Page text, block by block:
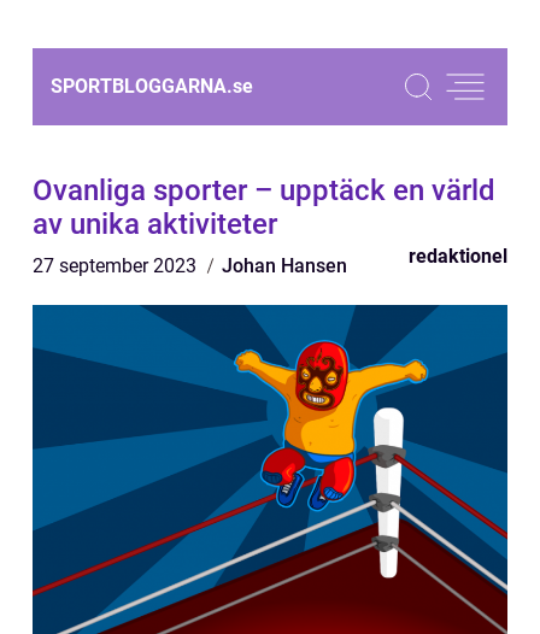
SPORTBLOGGARNA.se
Ovanliga sporter – upptäck en värld
av unika aktiviteter
27 september 2023 Johan Hansen redaktionel